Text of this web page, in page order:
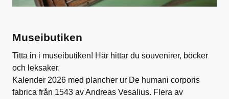
Museibutiken
Titta in i museibutiken! Här hittar du souvenirer, böcker
och leksaker.
Kalender 2026 med plancher ur De humani corporis
fabrica från 1543 av Andreas Vesalius. Flera av